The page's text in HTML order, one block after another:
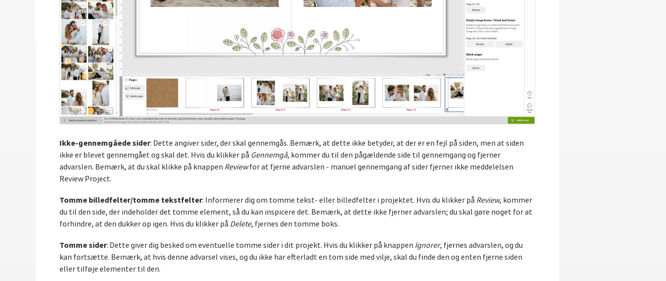
Ikke-gennemgåede sider: Dette angiver sider, der skal gennemgås. Bemærk, at dette ikke betyder, at der er en fejl på siden, men at siden
ikke er blevet gennemgået og skal det. Hvis du klikker på Gennemgå, kommer du til den pågældende side til gennemgang og fjerner
advarslen. Bemærk, at du skal klikke på knappen Reviewfor at fjerne advarslen - manuel gennemgang af sider fjerner ikke meddelelsen
Review Project.
Tomme billedfelter/tomme tekstfelter: Informerer dig om tomme tekst- eller billedfelter i projektet. Hvis du klikker på Review, kommer
du til den side, der indeholder det tomme element, så du kan inspicere det. Bemærk, at dette ikke fjerner advarslen; du skal gøre noget for at
forhindre, at den dukker op igen. Hvis du klikker på Delete, fjernes den tomme boks.
Tomme sider: Dette giver dig besked om eventuelle tomme sider i dit projekt. Hvis du klikker på knappen Ignorer, fjernes advarslen, og du
kan fortsætte. Bemærk, at hvis denne advarsel vises, og du ikke har efterladt en tom side med vilje, skal du finde den og enten fjerne siden
eller tilføje elementer til den.